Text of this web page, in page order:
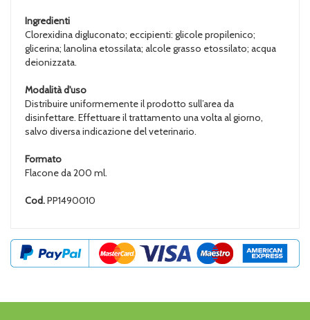
Ingredienti
Clorexidina digluconato; eccipienti: glicole propilenico;
glicerina; lanolina etossilata; alcole grasso etossilato; acqua
deionizzata.
Modalità d'uso
Distribuire uniformemente il prodotto sull’area da
disinfettare. Effettuare il trattamento una volta al giorno,
salvo diversa indicazione del veterinario.
Formato
Flacone da 200 ml.
Cod.PP1490010